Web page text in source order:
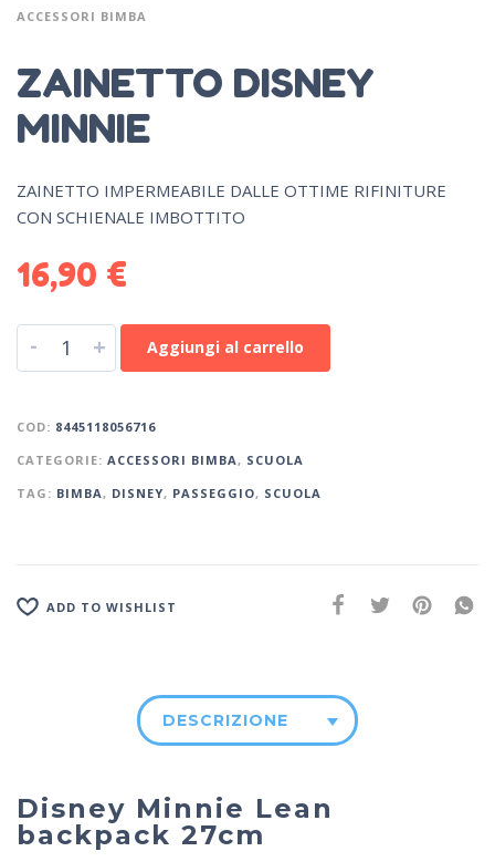
ACCESSORI BIMBA
ZAINETTO DISNEY
MINNIE
ZAINETTO IMPERMEABILE DALLE OTTIME RIFINITURE
CON SCHIENALE IMBOTTITO
16,90 €
- + Aggiungi al carrello
COD: 8445118056716
CATEGORIE: ACCESSORI BIMBA, SCUOLA
TAG: BIMBA, DISNEY, PASSEGGIO, SCUOLA
ADD TO WISHLIST
DESCRIZIONE
Disney Minnie Lean
backpack 27cm